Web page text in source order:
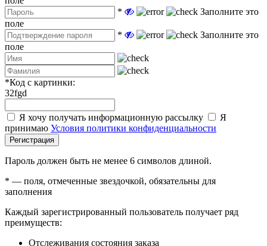
*
Заполните это
поле
*
Заполните это
поле
*Код с картинки:
32fgd
Я хочу получать информационную рассылку
Я
принимаю Условия политики конфиденциальности
Регистрация
Пароль должен быть не менее 6 символов длиной.
* — поля, отмеченные звездочкой, обязательны для
заполнения
Каждый зарегистрированный пользователь получает ряд
преимуществ:
Отслеживания состояния заказа